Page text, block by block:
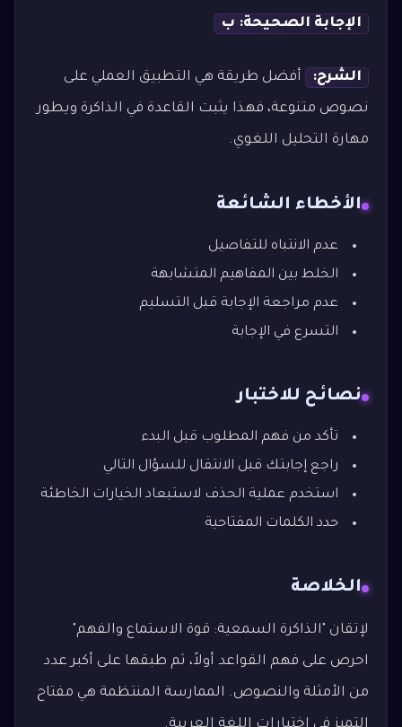
الإجابة الصحيحة: ب
الشرح: أفضل طريقة هي التطبيق العملي على
نصوص متنوعة، فهذا يثبت القاعدة في الذاكرة ويطور
مهارة التحليل اللغوي.
الأخطاء الشائعة
عدم الانتباه للتفاصيل
الخلط بين المفاهيم المتشابهة
عدم مراجعة الإجابة قبل التسليم
التسرع في الإجابة
نصائح للاختبار
تأكد من فهم المطلوب قبل البدء
راجع إجابتك قبل الانتقال للسؤال التالي
استخدم عملية الحذف لاستبعاد الخيارات الخاطئة
حدد الكلمات المفتاحية
الخلاصة
لإتقان "الذاكرة السمعية: قوة الاستماع والفهم"
احرص على فهم القواعد أولاً، ثم طبقها على أكبر عدد
من الأمثلة والنصوص. الممارسة المنتظمة هي مفتاح